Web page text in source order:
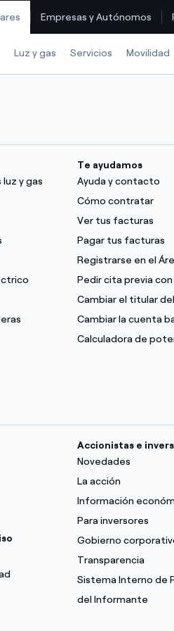
Empresas y Autónomos
Luz y gas Servicios Movilidad
y gas
Te ayudamos
Ayuda y contacto
Cómo contratar
Ver tus facturas
Pagar tus facturas
Registrarse en el
Pedir cita previa con
Cambiar el titular
Cambiar la cuenta
Calculadora de
Accionistas e
Novedades
La acción
Información
Para inversores
Gobierno
Transparencia
Sistema Interno de
del Informante